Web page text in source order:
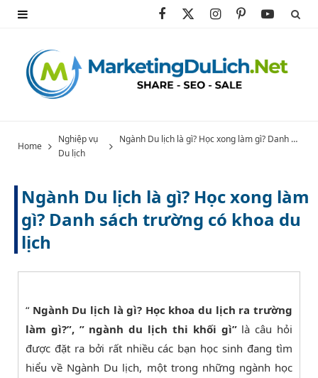
c
k
T
)
I
s
a
P
n
s
Y
u
Home
Nghiệp vụ
Du lịch
Ngành Du lịch là gì? Học xong làm gì? Danh sách trường có khoa du lịch
Ngành Du lịch là gì? Học xong làm
gì? Danh sách trường có khoa du
lịch
“ Ngành Du lịch là gì? Học khoa du lịch ra trường
làm gì?”, ” ngành du lịch thi khối gì”là câu hỏi
được đặt ra bởi rất nhiều các bạn học sinh đang tìm
hiểu về Ngành Du lịch, một trong những ngành học